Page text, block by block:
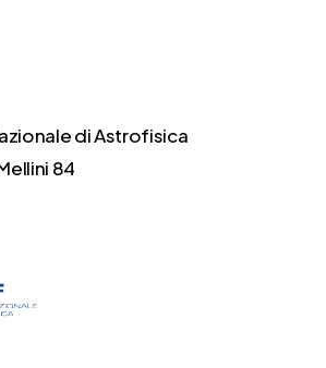
di Astrofisica
84